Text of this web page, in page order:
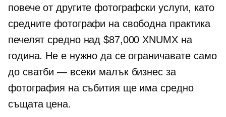
повече от другите фотографски услуги, като
средните фотографи на свободна практика
печелят средно над $87,000 XNUMX на
година. Не е нужно да се ограничавате само
до сватби — всеки малък бизнес за
фотография на събития ще има средно
същата цена.